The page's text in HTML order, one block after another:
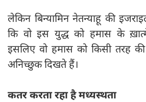
लेकिन बिन्यामिन नेतन्याहू की
कि वो इस युद्ध को हमास के
इसलिए वो हमास को किसी तरह
अनिच्छुक दिखते हैं।
कतर करता रहा है मध्यस्थता